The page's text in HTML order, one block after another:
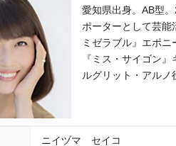
愛知県出身。AB型
ポーターとして芸能
ミゼラブル』エポ
『ミス・サイゴン
ルグリット・アルノ
ニイヅマ セイコ